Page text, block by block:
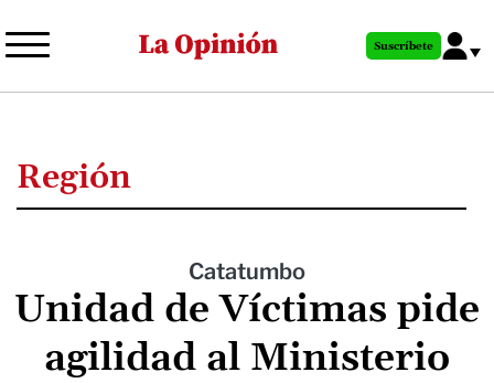
al
principal
Suscríbete
Región
Catatumbo
Unidad de Víctimas pide
agilidad al Ministerio